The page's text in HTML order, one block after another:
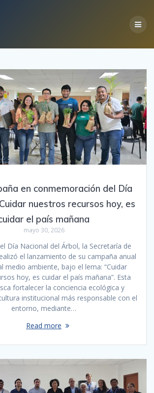
en conmemoración del Día
nuestros recursos hoy, es
el país mañana
mayo 30, 2026
Día Nacional del Árbol, la Secretaría de
el lanzamiento de su campaña anual
medio ambiente, bajo el lema: “Cuidar
hoy, es cuidar el país mañana”. Esta
fortalecer la conciencia ecológica y
institucional más responsable con el
entorno, mediante…
Read more